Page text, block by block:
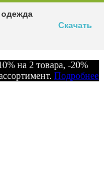
на 2 товара, -20%
Подробнее
одежда
Скачать